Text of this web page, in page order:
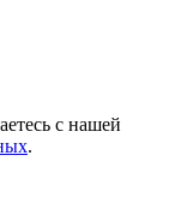
с нашей
.